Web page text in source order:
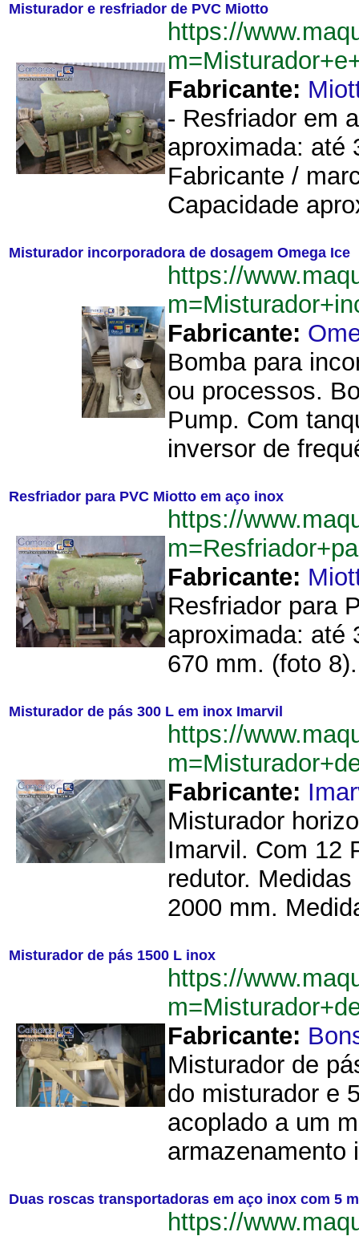
Misturador e resfriador de PVC Miotto
https://
Fabricante:
- Resfriador em
aproximada: até
Fabricante /
Capacidade
Misturador incorporadora de dosagem Omega Ice
https://
Fabricante:
Bomba para
ou processos.
Pump. Com
inversor de
Resfriador para PVC Miotto em aço inox
https://
Fabricante:
Resfriador para
aproximada: até
670 mm. (foto
Misturador de pás 300 L em inox Imarvil
https://
Fabricante:
Misturador
Imarvil. Com 12
redutor.
2000 mm.
Misturador de pás 1500 L inox
https://
Fabricante:
Misturador de
do misturador e
acoplado a um
armazenamento
Duas roscas transportadoras em aço inox com 5
https://